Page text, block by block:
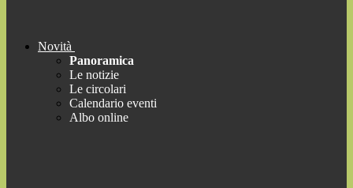
Novità
Panoramica
Le notizie
Le circolari
Calendario eventi
Albo online